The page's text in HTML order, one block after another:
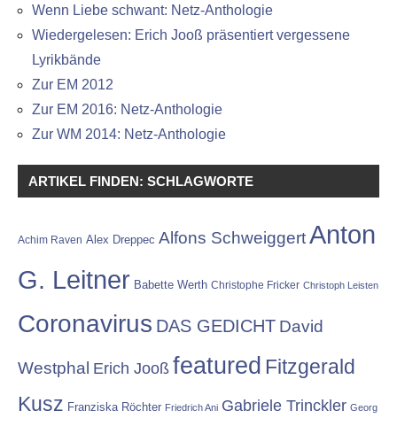
Wenn Liebe schwant: Netz-Anthologie
Wiedergelesen: Erich Jooß präsentiert vergessene
Lyrikbände
Zur EM 2012
Zur EM 2016: Netz-Anthologie
Zur WM 2014: Netz-Anthologie
ARTIKEL FINDEN: SCHLAGWORTE
Achim Raven Alex Dreppec Alfons SchweiggertAnton
G. Leitner Babette Werth Christophe Fricker Christoph Leisten
Coronavirus DAS GEDICHT David
Westphal Erich Jooß featured Fitzgerald
Kusz Franziska Röchter Friedrich Ani Gabriele Trinckler Georg